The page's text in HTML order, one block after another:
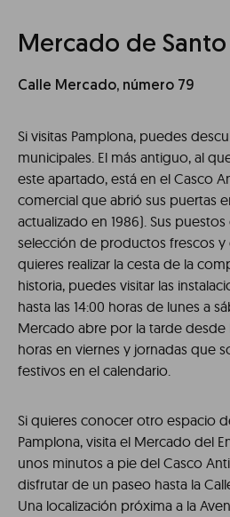
Mercado de
Calle Mercado, número 79
Si visitas Pamplona, puedes
municipales. El más antiguo, al
este apartado, está en el Casco
comercial que abrió sus puertas
actualizado en 1986). Sus
selección de productos frescos y
quieres realizar la cesta de la
historia, puedes visitar las
hasta las 14:00 horas de lunes a
Mercado abre por la tarde desde
horas en viernes y jornadas que
festivos en el calendario.
Si quieres conocer otro espacio
Pamplona, visita el Mercado del
unos minutos a pie del Casco
disfrutar de un paseo hasta la
Una localización próxima a la